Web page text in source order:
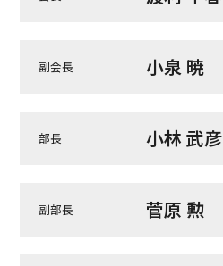
副会長 小泉 暁
部長 小林 武彦
副部長 菅原 勲